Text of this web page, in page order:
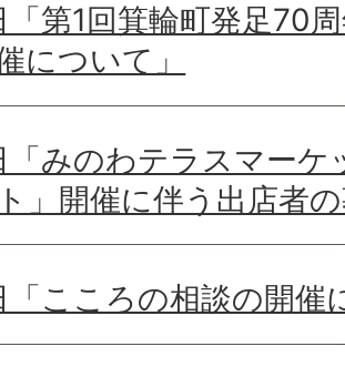
「第1回箕輪町発足70
について」
「みのわテラスマー
」開催に伴う出店者
「こころの相談の開催